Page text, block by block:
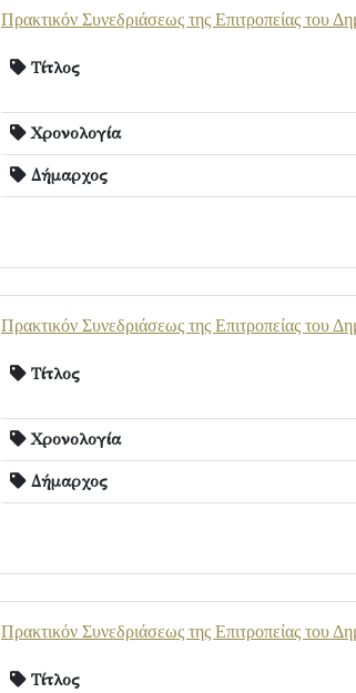
Πρακτικόν Συνεδριάσεως της Επιτροπείας του
Τίτλος
Χρονολογία
Δήμαρχος
Πρακτικόν Συνεδριάσεως της Επιτροπείας του
Τίτλος
Χρονολογία
Δήμαρχος
Πρακτικόν Συνεδριάσεως της Επιτροπείας του
Τίτλος